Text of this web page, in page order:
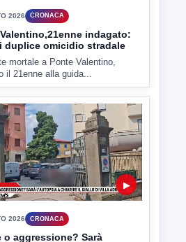
mortale a Ponte Valentino,
il 21enne alla guida...
▶
2026 CRONACA
o aggressione? Sarà
a chiarire il giallo di Villa
con ogni probabilità all'inizio
settimana l'incarico...